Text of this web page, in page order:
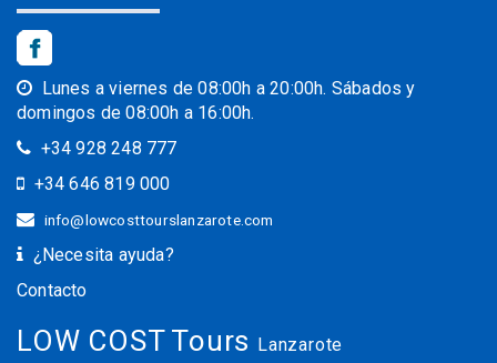
Lunes a viernes de 08:00h a 20:00h. Sábados y
domingos de 08:00h a 16:00h.
+34 928 248 777
+34 646 819 000
info@lowcosttourslanzarote.com
¿Necesita ayuda?
Contacto
LOW COST Tours Lanzarote